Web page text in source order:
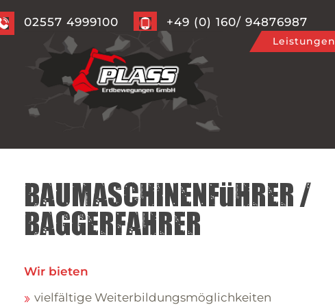
02557 4999100 +49 (0) 160/ 94876987
Leistungen
Baumaschinenführer /
Baggerfahrer
Wir bieten
vielfältige Weiterbildungsmöglichkeiten